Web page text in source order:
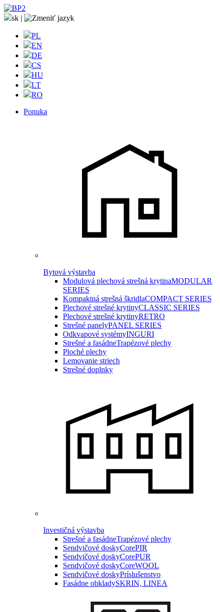
sk |
PL
EN
DE
CS
HU
LT
RO
Ponuka
Bytová výstavba
Modulová plechová strešná krytinaMODULAR
SERIES
Kompaktná strešná škridlaCOMPACT SERIES
Plechové strešné krytinyCLASSIC SERIES
Plechové strešné krytinyRETRO
Strešné panelyPANEL SERIES
Odkvapové systémyINGURI
Strešné a fasádneTrapézové plechy
Ploché plechy
Lemovanie striech
Strešné doplnky
Investičná výstavba
Strešné a fasádneTrapézové plechy
Sendvičové doskyCorePIR
Sendvičové doskyCorePUR
Sendvičové doskyCoreWOOL
Sendvičové doskyPríslušenstvo
Fasádne obkladySKRIN, LINEA